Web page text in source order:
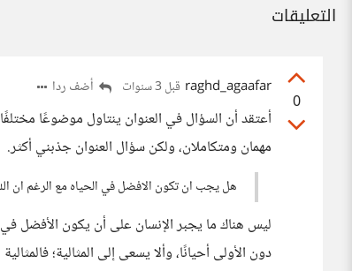
التعليقات
0
raghd_agaafar قبل 3 سنوات أضف ردا
أعتقد أن السؤال في العنوان ينتاول موضوعًا
مهمان ومتكاملان، ولكن سؤال العنوان جذبني أكثر.
هل يجب ان تكون الافضل في الحياه مع الرغم ان
ليس هناك ما يجبر الإنسان على أن يكون الأفضل
دون الأولى أحيانًا، وألا يسعى إلى المثالية؛